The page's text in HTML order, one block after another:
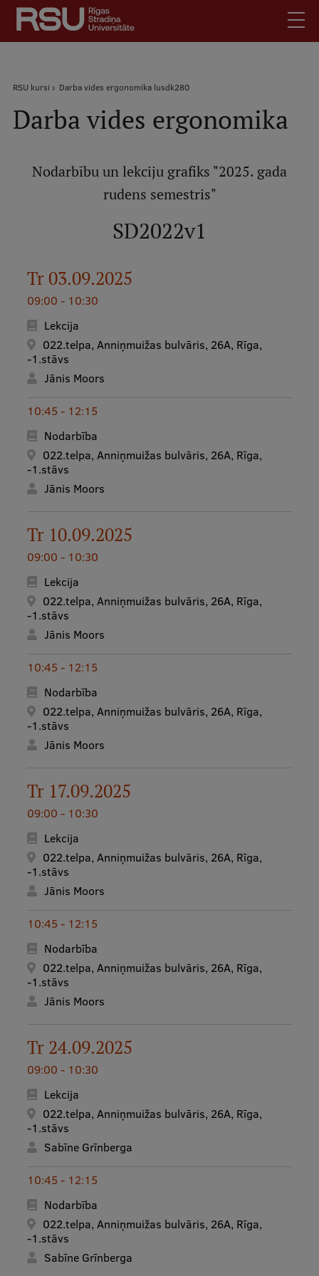
Pārlekt
galveno
saturu
Latviski
Meklēt Mobile
izvēlne
Skolēniem
Absolventiem
Kontakti
Mobile
galvenā
izvēlne
Studiju iespējas
Pamatstudiju programmas
Maģistra studiju programmas
Doktorantūra
Rezidentūra
Uzņemšana
Praktiska informācija
Par RSU
Studentu dzīve
Studiju norises vietas
Fakultātes
Mūsu cilvēki
Stratēģija
Struktūra
Vēsture un tradīcijas
Identitāte
RSU fonds
Aula
Muzeji un ekspozīcijas
Ģerbonis
Projekti
Ilgtspējīga attīstība
Studiju un vides pieejamība
Dati par 2025. gadu
Mūžizglītība
Atpakaļceļš
RSU kursi Darba vides ergonomika lusdk280
Darba vides ergonomika
Nodarbību un lekciju grafiks "2025. gada
rudens semestris"
SD2022v1
Tr 03.09.2025
09:00 - 10:30
Lekcija
022.telpa, Anniņmuižas bulvāris, 26A, Rīga,
-1.stāvs
Jānis Moors
10:45 - 12:15
Nodarbība
022.telpa, Anniņmuižas bulvāris, 26A, Rīga,
-1.stāvs
Jānis Moors
Tr 10.09.2025
09:00 - 10:30
Lekcija
022.telpa, Anniņmuižas bulvāris, 26A, Rīga,
-1.stāvs
Jānis Moors
10:45 - 12:15
Nodarbība
022.telpa, Anniņmuižas bulvāris, 26A, Rīga,
-1.stāvs
Jānis Moors
Tr 17.09.2025
09:00 - 10:30
Lekcija
022.telpa, Anniņmuižas bulvāris, 26A, Rīga,
-1.stāvs
Jānis Moors
10:45 - 12:15
Nodarbība
022.telpa, Anniņmuižas bulvāris, 26A, Rīga,
-1.stāvs
Jānis Moors
Tr 24.09.2025
09:00 - 10:30
Lekcija
022.telpa, Anniņmuižas bulvāris, 26A, Rīga,
-1.stāvs
Sabīne Grīnberga
10:45 - 12:15
Nodarbība
022.telpa, Anniņmuižas bulvāris, 26A, Rīga,
-1.stāvs
Sabīne Grīnberga